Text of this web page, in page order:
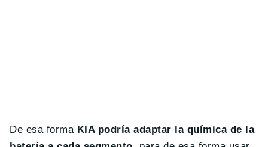
De esa forma KIA podría adaptar la química de la